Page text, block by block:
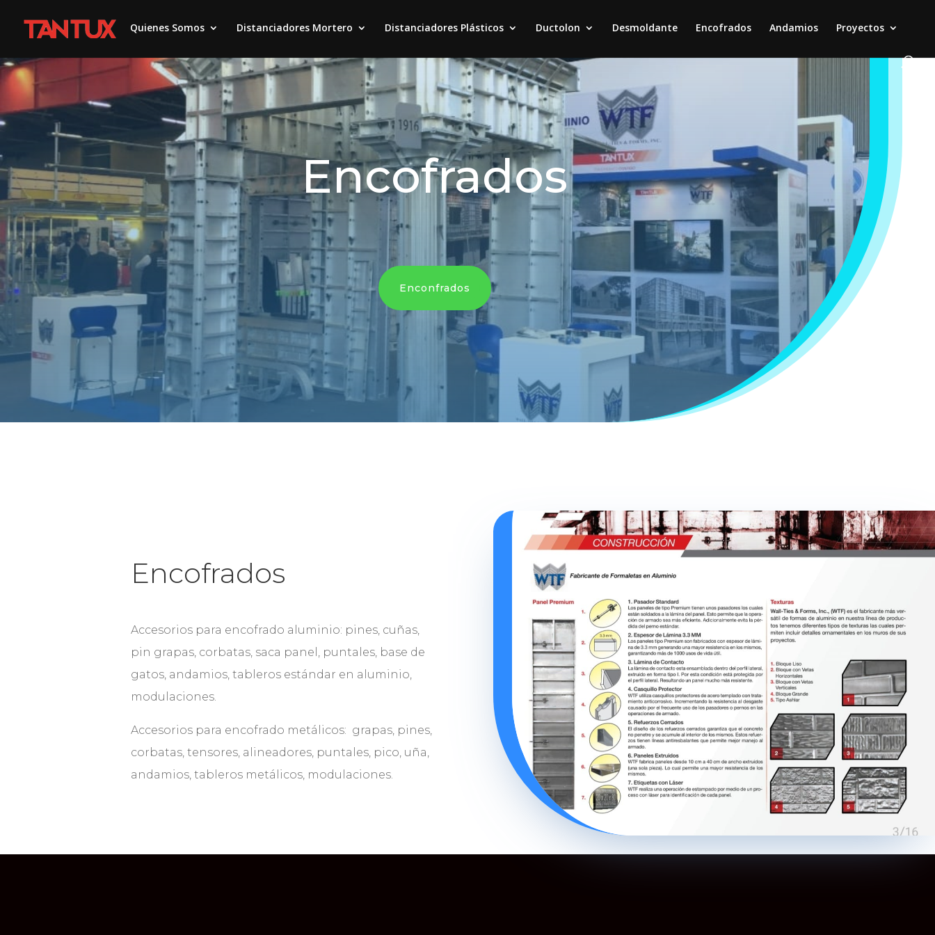
Quienes Somos Distanciadores Mortero Distanciadores Plásticos Ductolon Desmoldante Encofrados Andamios Proyectos
Encofrados
Enconfrados
Encofrados
Accesorios para encofrado aluminio: pines, cuñas,
pin grapas, corbatas, saca panel, puntales, base de
gatos, andamios, tableros estándar en aluminio,
modulaciones.
Accesorios para encofrado metálicos: grapas, pines,
corbatas, tensores, alineadores, puntales, pico, uña,
andamios, tableros metálicos, modulaciones.